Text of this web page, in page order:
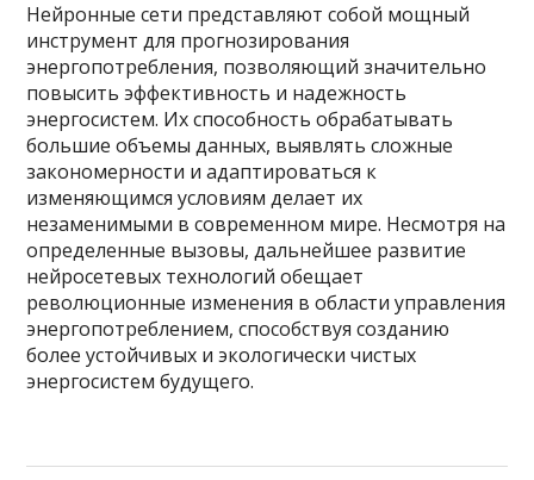
Нейронные сети представляют собой мощный
инструмент для прогнозирования
энергопотребления, позволяющий значительно
повысить эффективность и надежность
энергосистем. Их способность обрабатывать
большие объемы данных, выявлять сложные
закономерности и адаптироваться к
изменяющимся условиям делает их
незаменимыми в современном мире. Несмотря на
определенные вызовы, дальнейшее развитие
нейросетевых технологий обещает
революционные изменения в области управления
энергопотреблением, способствуя созданию
более устойчивых и экологически чистых
энергосистем будущего.